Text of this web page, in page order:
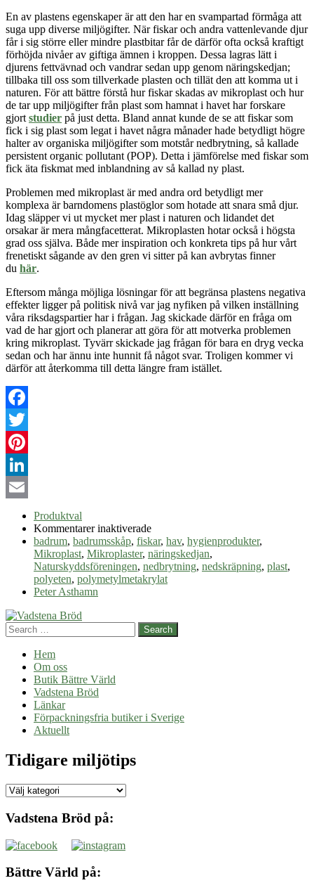
En av plastens egenskaper är att den har en svampartad förmåga att
suga upp diverse miljögifter. När fiskar och andra vattenlevande djur
får i sig större eller mindre plastbitar får de därför ofta också kraftigt
förhöjda nivåer av giftiga ämnen i kroppen. Dessa lagras lätt i
djurens fettvävnad och vandrar sedan upp genom näringskedjan;
tillbaka till oss som tillverkade plasten och tillät den att komma ut i
naturen. För att bättre förstå hur fiskar skadas av mikroplast och hur
de tar upp miljögifter från plast som hamnat i havet har forskare
gjort studier på just detta. Bland annat kunde de se att fiskar som
fick i sig plast som legat i havet några månader hade betydligt högre
halter av organiska miljögifter som motstår nedbrytning, så kallade
persistent organic pollutant (POP). Detta i jämförelse med fiskar som
fick äta fiskmat med inblandning av så kallad ny plast.
Problemen med mikroplast är med andra ord betydligt mer
komplexa är barndomens plastöglor som hotade att snara små djur.
Idag släpper vi ut mycket mer plast i naturen och lidandet det
orsakar är mera mångfacetterat. Mikroplasten hotar också i högsta
grad oss själva. Både mer inspiration och konkreta tips på hur vårt
frenetiskt sågande av den gren vi sitter på kan avbrytas finner
du här.
Eftersom många möjliga lösningar för att begränsa plastens negativa
effekter ligger på politisk nivå var jag nyfiken på vilken inställning
våra riksdagspartier har i frågan. Jag skickade därför en fråga om
vad de har gjort och planerar att göra för att motverka problemen
kring mikroplast. Tyvärr skickade jag frågan för bara en dryg vecka
sedan och har ännu inte hunnit få något svar. Troligen kommer vi
därför att återkomma till detta längre fram istället.
Facebook
Twitter
Pinterest
LinkedIn
Produktval
Kommentarer inaktiveradeför
Mikroplaster
badrum, badrumsskåp, fiskar, hav, hygienprodukter,
Mikroplast, Mikroplaster, näringskedjan,
Naturskyddsföreningen, nedbrytning, nedskräpning, plast,
polyeten, polymetylmetakrylat
Peter Asthamn
Search
Hem
Om oss
Butik Bättre Värld
Vadstena Bröd
Länkar
Förpackningsfria butiker i Sverige
Aktuellt
Tidigare miljötips
Tidigare
Vadstena Bröd på:
Bättre Värld på: